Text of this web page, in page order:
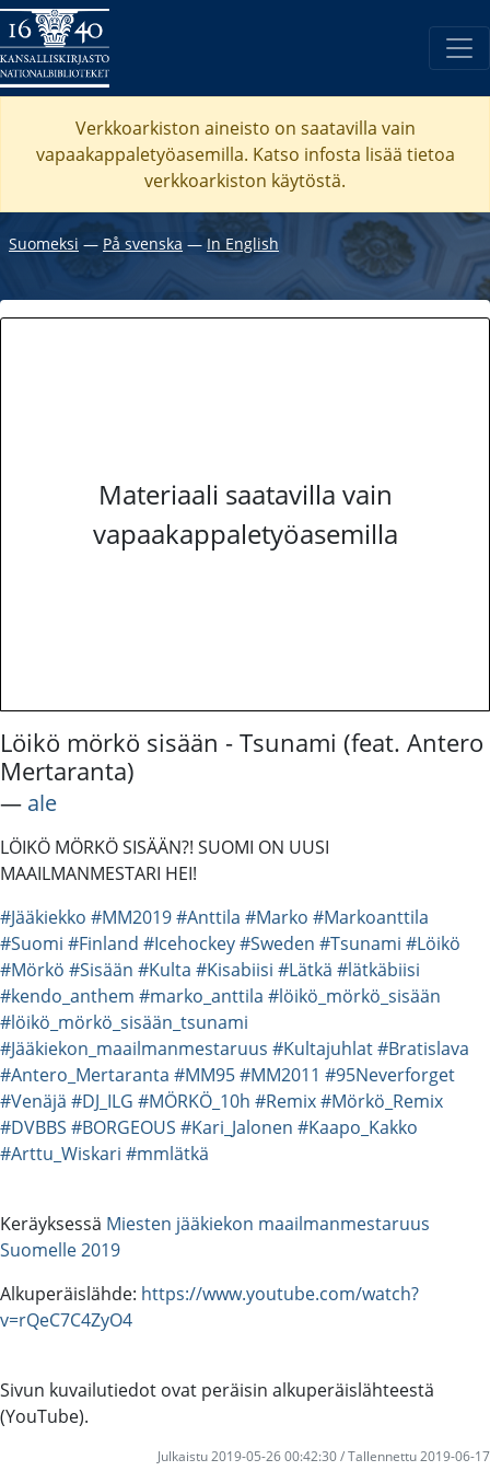
Verkkoarkiston aineisto on saatavilla vain
vapaakappaletyöasemilla. Katso infosta lisää tietoa
verkkoarkiston käytöstä.
Suomeksi ― På svenska ―In English
Materiaali saatavilla vain
vapaakappaletyöasemilla
Löikö mörkö sisään - Tsunami (feat. Antero
Mertaranta)
― ale
LÖIKÖ MÖRKÖ SISÄÄN?! SUOMI ON UUSI
MAAILMANMESTARI HEI!
#Jääkiekko #MM2019#Anttila #Marko #Markoanttila
#Suomi #Finland #Icehockey#Sweden #Tsunami #Löikö
#Mörkö #Sisään #Kulta #Kisabiisi #Lätkä #lätkäbiisi
#kendo_anthem #marko_anttila #löikö_mörkö_sisään
#löikö_mörkö_sisään_tsunami
#Jääkiekon_maailmanmestaruus #Kultajuhlat#Bratislava
#Antero_Mertaranta #MM95#MM2011 #95Neverforget
#Venäjä #DJ_ILG #MÖRKÖ_10h #Remix#Mörkö_Remix
#DVBBS #BORGEOUS #Kari_Jalonen #Kaapo_Kakko
#Arttu_Wiskari #mmlätkä
Keräyksessä Miesten jääkiekon maailmanmestaruus
Suomelle 2019
Alkuperäislähde: https://www.youtube.com/watch?
v=rQeC7C4ZyO4
Sivun kuvailutiedot ovat peräisin alkuperäislähteestä
(YouTube).
Julkaistu 2019-05-26 00:42:30 / Tallennettu 2019-06-17